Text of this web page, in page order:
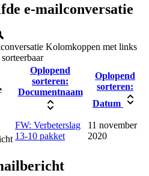
e-mailconversatie
Kolomkoppen met links
Oplopend
sorteren:
Documentnaam
Oplopend
sorteren:
Datum
FW: Verbeterslag
13-10 pakket
11 november
2020